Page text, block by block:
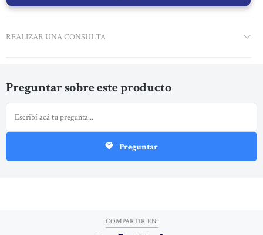
REALIZAR UNA CONSULTA
Preguntar sobre este producto
Preguntar
COMPARTIR EN: